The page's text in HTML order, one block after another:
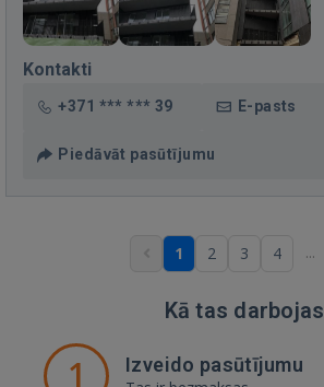
Kontakti
+371 *** *** 39 E-pasts
Piedāvāt pasūtījumu
1 2 3 4 ...
Kā tas darbojas
1 Izveido pasūtījumu